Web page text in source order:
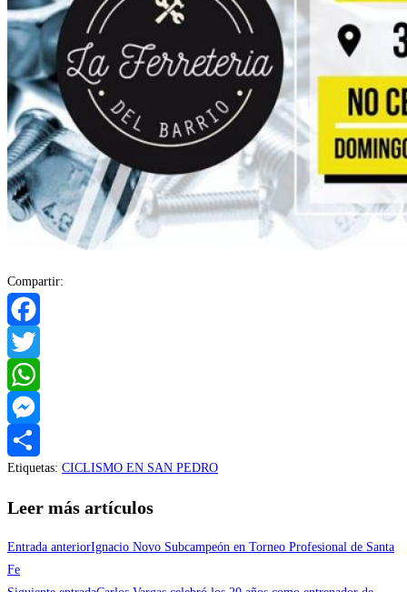
Compartir:
Facebook
Twitter
WhatsApp
Messenger
Compartir
Etiquetas: CICLISMO EN SAN PEDRO
Leer más artículos
Entrada anteriorIgnacio Novo Subcampeón en Torneo Profesional de Santa
Fe